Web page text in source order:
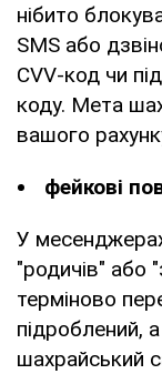
нібито
SMS або
CVV-код чи
коду. Мета
вашого
фейкові
У
"родичів" або
терміново
підроблений,
шахрайський